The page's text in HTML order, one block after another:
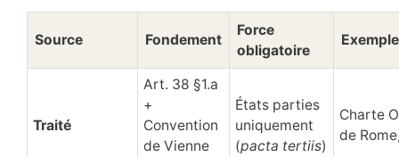
Source Fondement
Force
obligatoire
Exemple
Traité
Art. 38 §1.a
+
Convention
de Vienne
États parties
uniquement
(pacta tertiis)
Charte
de